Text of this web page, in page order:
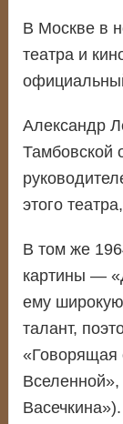
В Москве в
театра и
Александр
Тамбовской
этого
В том же
картины —
ему
талант,
«Говорящая